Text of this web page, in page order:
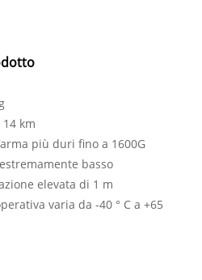
km
più duri fino a 1600G
basso
elevata di 1 m
varia da -40 ° C a +65